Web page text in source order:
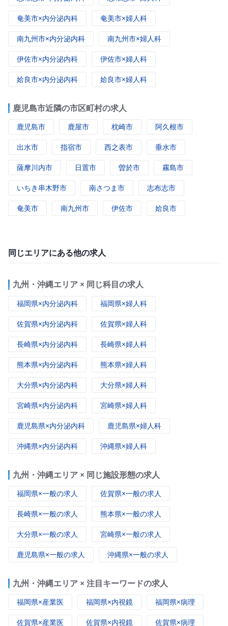
奄美市×内分泌内科 奄美市×婦人科
南九州市×内分泌内科 南九州市×婦人科
伊佐市×内分泌内科 伊佐市×婦人科
姶良市×内分泌内科 姶良市×婦人科
鹿児島市近隣の市区町村の求人
鹿児島市 鹿屋市 枕崎市 阿久根市
出水市 指宿市 西之表市 垂水市
薩摩川内市 日置市 曽於市 霧島市
いちき串木野市 南さつま市 志布志市
奄美市 南九州市 伊佐市 姶良市
同じエリアにある他の求人
九州・沖縄エリア × 同じ科目の求人
福岡県×内分泌内科 福岡県×婦人科
佐賀県×内分泌内科 佐賀県×婦人科
長崎県×内分泌内科 長崎県×婦人科
熊本県×内分泌内科 熊本県×婦人科
大分県×内分泌内科 大分県×婦人科
宮崎県×内分泌内科 宮崎県×婦人科
鹿児島県×内分泌内科 鹿児島県×婦人科
沖縄県×内分泌内科 沖縄県×婦人科
九州・沖縄エリア × 同じ施設形態の求人
福岡県×一般の求人 佐賀県×一般の求人
長崎県×一般の求人 熊本県×一般の求人
大分県×一般の求人 宮崎県×一般の求人
鹿児島県×一般の求人 沖縄県×一般の求人
九州・沖縄エリア × 注目キーワードの求人
福岡県×産業医 福岡県×内視鏡 福岡県×病理
佐賀県×産業医 佐賀県×内視鏡 佐賀県×病理